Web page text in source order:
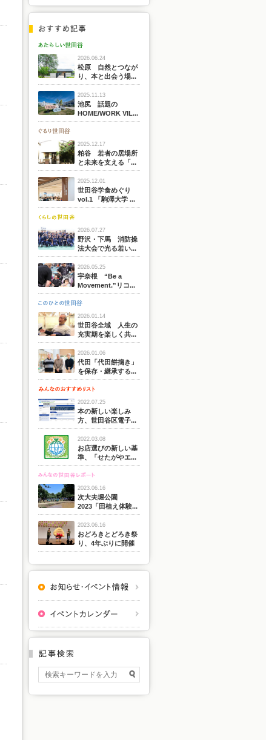
2026.06.24
松原 自然とつなが
り、本と出会う場...
2025.11.13
池尻 話題の
HOME/WORK VIL...
2025.12.17
粕谷 若者の居場所
と未来を支える「...
2025.12.01
世田谷学食めぐり
vol.1 「駒澤大学 ...
2026.07.27
野沢・下馬 消防操
法大会で光る若い...
2026.05.25
宇奈根 “Be a
Movement.”リコ...
2026.01.14
世田谷全域 人生の
充実期を楽しく共...
2026.01.06
代田「代田餅搗き」
を保存・継承する...
2022.07.25
本の新しい楽しみ
方、世田谷区電子...
2022.03.08
お店選びの新しい基
準、「せたがやエ...
2023.06.16
次大夫堀公園
2023「田植え体験...
2023.06.16
おどろきとどろき祭
り、4年ぶりに開催